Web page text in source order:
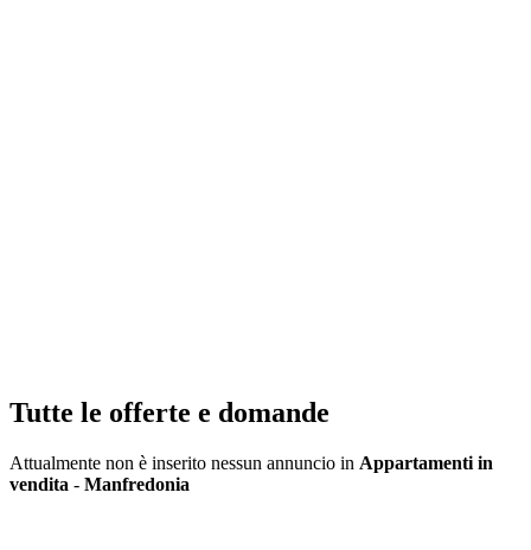
Tutte le offerte e domande
Attualmente non è inserito nessun annuncio in Appartamenti in
vendita - Manfredonia